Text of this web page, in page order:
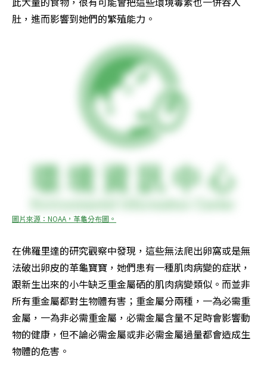
肚，進而影響到她們的繁殖能力。
圖片來源：NOAA，革龜分布圖。
在佛羅里達的研究觀察中發現，這些無法爬出卵窩或是無
法破出卵皮的革龜寶寶，她們患有一種肌肉病變的症狀，
跟新生出來的小牛缺乏重金屬硒的肌肉病變類似。而並非
所有重金屬都對生物體有害；重金屬分兩種，一為必需重
金屬，一為非必需重金屬，必需金屬含量不足時會影響動
物的健康，但不論必需金屬或非必需金屬過量都會造成生
物體的危害。